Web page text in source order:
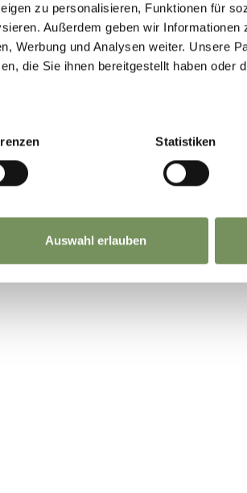
zu personalisieren, Funktionen für
Außerdem geben wir Informationen
Werbung und Analysen weiter. Unsere
die Sie ihnen bereitgestellt haben oder
Statistiken
Auswahl erlauben
oder der Schenna App über die
DICH HILFREICH?